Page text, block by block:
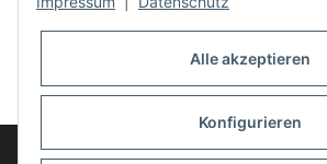
Oder mit Terminvereinbarung
info@frontlinegames.de
Widerrufsbutton
Alle akzeptieren
Konfigurieren